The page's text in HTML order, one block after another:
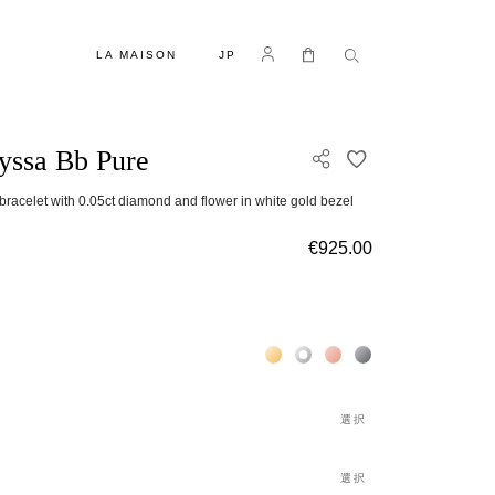
LA MAISON JP Log in マイカート
Bb Pure
with 0.05ct diamond and flower in white gold bezel
€925.00
Жёлтое золото 18К
Белое золото 18К
Розовое золото 18К
Чёрное золото 18К
選択
選択